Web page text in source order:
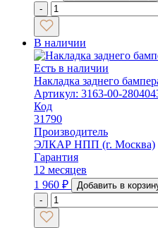
-
В наличии
Есть в наличии
Накладка заднего
Артикул: 3163-00-
Код
31790
Производитель
ЭЛКАР НПП (г. Москва)
Гарантия
12 месяцев
1 960 ₽
Добавить в
-